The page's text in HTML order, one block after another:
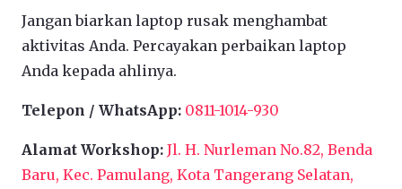
Jangan biarkan laptop rusak menghambat
aktivitas Anda. Percayakan perbaikan laptop
Anda kepada ahlinya.
Telepon / WhatsApp: 0811-1014-930
Alamat Workshop: Jl. H. Nurleman No.82, Benda
Baru, Kec. Pamulang, Kota Tangerang Selatan,